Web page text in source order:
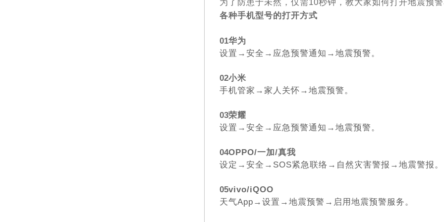
为了防患于未然，仅需10秒钟，教大家如何打开地震预
各种手机型号的打开方式
01华为
设置→安全→应急预警通知→地震预警。
02小米
手机管家→家人关怀→地震预警。
03荣耀
设置→安全→应急预警通知→地震预警。
04OPPO/一加/真我
设定→安全→SOS紧急联络→自然灾害警报→地震警报。
05vivo/iQOO
天气App→设置→地震预警→启用地震预警服务。